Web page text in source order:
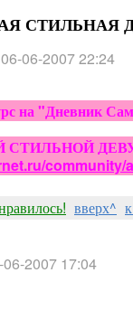
СТИЛЬНАЯ
06-06-2007 22:24
на "Дневник
СТИЛЬНОЙ
вверх^
2007 17:04